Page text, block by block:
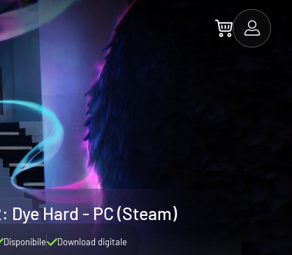
Dye Hard - PC (Steam)
Disponibile Download digitale